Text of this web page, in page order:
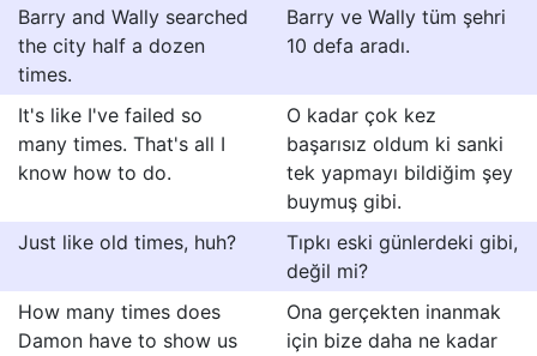
Barry and Wally searched
the city half a dozen
times.
Barry ve Wally tüm şehri
10 defa aradı.
It's like I've failed so
many times. That's all I
know how to do.
O kadar çok kez
başarısız oldum ki sanki
tek yapmayı bildiğim şey
buymuş gibi.
Just like old times, huh?
Tıpkı eski günlerdeki gibi,
değil mi?
How many times does
Damon have to show us
Ona gerçekten inanmak
için bize daha ne kadar